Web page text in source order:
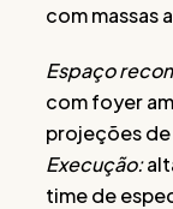
com massas
Espaço
com foyer
projeções de
Execução:
time de